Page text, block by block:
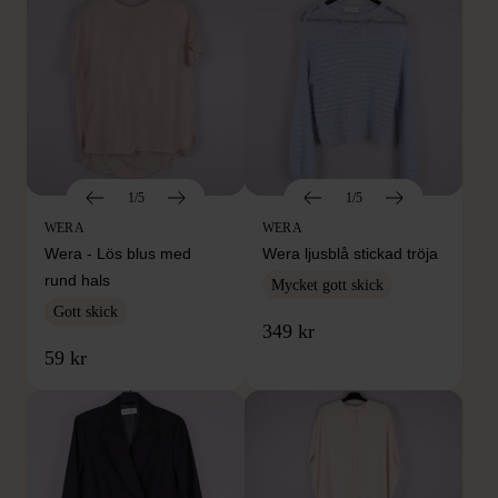
1/5
WERA
Wera - Lös blus med
rund hals
Gott skick
59 kr
1/5
WERA
Wera ljusblå stickad tröja
Mycket gott skick
349 kr